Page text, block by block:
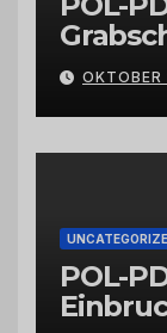
POL-